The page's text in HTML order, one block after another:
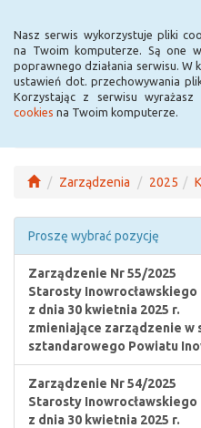
Nasz serwis wykorzystuje pliki
na Twoim komputerze. Są one
poprawnego działania serwisu. W
ustawień dot. przechowywania
Korzystając z serwisu
cookies na Twoim komputerze.
Zarządzenia 2025
Proszę wybrać pozycję
Zarządzenie Nr 55/2025
Starosty Inowrocławskiego
z dnia 30 kwietnia 2025 r.
zmieniające zarządzenie w
sztandarowego Powiatu
Zarządzenie Nr 54/2025
Starosty Inowrocławskiego
z dnia 30 kwietnia 2025 r.